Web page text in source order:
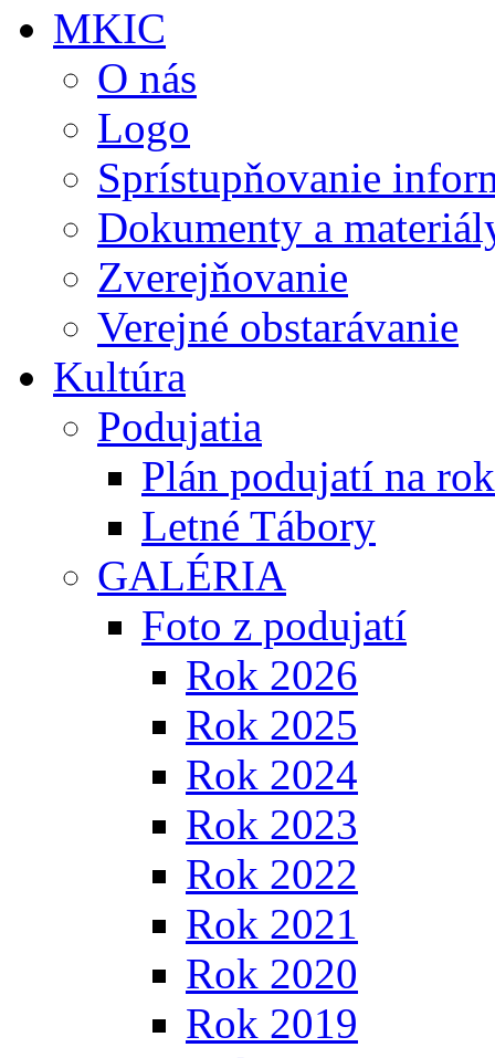
MKIC
O nás
Logo
Sprístupňovanie
Dokumenty a
Zverejňovanie
Verejné obstarávanie
Kultúra
Podujatia
Plán podujatí na
Letné Tábory
GALÉRIA
Foto z podujatí
Rok 2026
Rok 2025
Rok 2024
Rok 2023
Rok 2022
Rok 2021
Rok 2020
Rok 2019